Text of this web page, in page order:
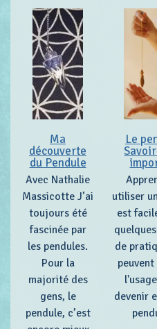
Ma
découverte
du Pendule
Avec Nathalie
Massicotte J’ai
toujours été
fascinée par
les pendules.
Pour la
majorité des
gens, le
pendule, c’est
Le
utiliser
est
de
devenir